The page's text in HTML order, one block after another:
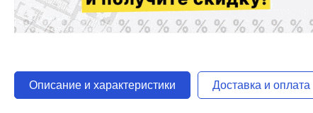
Описание и характеристики Доставка и оплата